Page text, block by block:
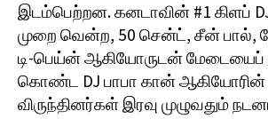
இடம்பெற்றன. கனடாவின் #1 கிளப்
முறை வென்ற, 50 சென்ட், சீன் பால்,
டி-பெய்ன் ஆகியோருடன் மேடையைப்
கொண்ட DJ பாபா கான்
விருந்தினர்கள் இரவு முழுவதும்